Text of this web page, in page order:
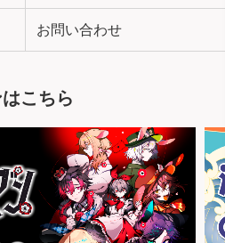
お問い合わせ
こちら